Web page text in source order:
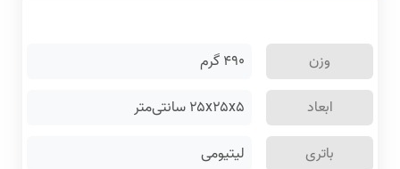
وزن ۴۹۰گرم
ابعاد
۲۵x۲۵x۵ سانتی‌متر
باتری
لیتیومی